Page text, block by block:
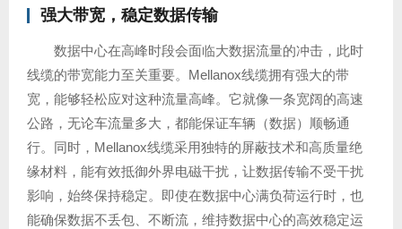
强大带宽，稳定数据传输
数据中心在高峰时段会面临大数据流量的冲击，此时
线缆的带宽能力至关重要。Mellanox线缆拥有强大的带
宽，能够轻松应对这种流量高峰。它就像一条宽阔的高速
公路，无论车流量多大，都能保证车辆（数据）顺畅通
行。同时，Mellanox线缆采用独特的屏蔽技术和高质量绝
缘材料，能有效抵御外界电磁干扰，让数据传输不受干扰
影响，始终保持稳定。即使在数据中心满负荷运行时，也
能确保数据不丢包、不断流，维持数据中心的高效稳定运